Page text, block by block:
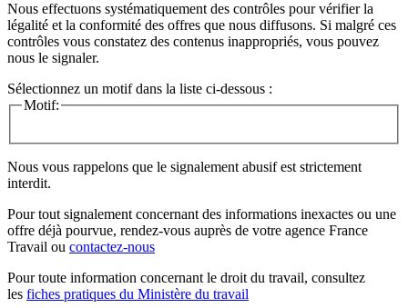
Nous effectuons systématiquement des contrôles pour vérifier la
légalité et la conformité des offres que nous diffusons. Si malgré ces
contrôles vous constatez des contenus inappropriés, vous pouvez
nous le signaler.
Sélectionnez un motif dans la liste ci-dessous :
Motif:
Nous vous rappelons que le signalement abusif est strictement
interdit.
Pour tout signalement concernant des informations inexactes ou une
offre déjà pourvue, rendez-vous auprès de votre agence France
Travail ou contactez-nous
Pour toute information concernant le droit du travail, consultez
les fiches pratiques du Ministère du travail